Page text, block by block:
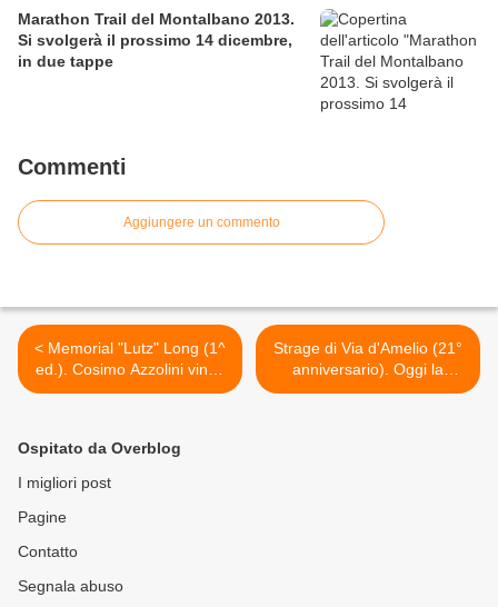
Marathon Trail del Montalbano 2013.
Si svolgerà il prossimo 14 dicembre,
in due tappe
Commenti
Aggiungere un commento
< Memorial "Lutz" Long (1^
ed.). Cosimo Azzolini vince
nel 70° anniversario della
Sicilia
Strage di Via d'Amelio (21°
anniversario). Oggi la
presentazione alla stampa
Ospitato da Overblog
I migliori post
Pagine
Contatto
Segnala abuso